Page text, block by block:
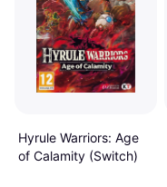
Hyrule Warriors: Age
of Calamity (Switch)